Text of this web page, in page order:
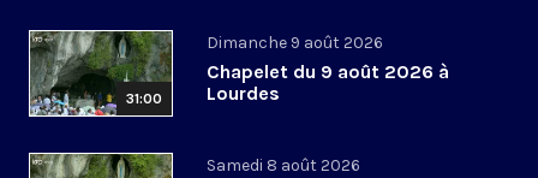
31:00
Dimanche 9 août 2026
Chapelet du 9 août 2026 à
Lourdes
Samedi 8 août 2026